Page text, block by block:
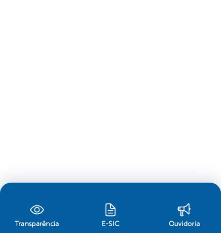
Transparência E-SIC Ouvidoria